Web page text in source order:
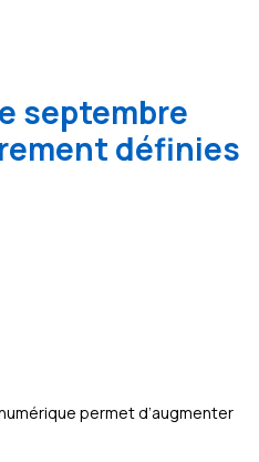
septembre
définies
permet d’augmenter